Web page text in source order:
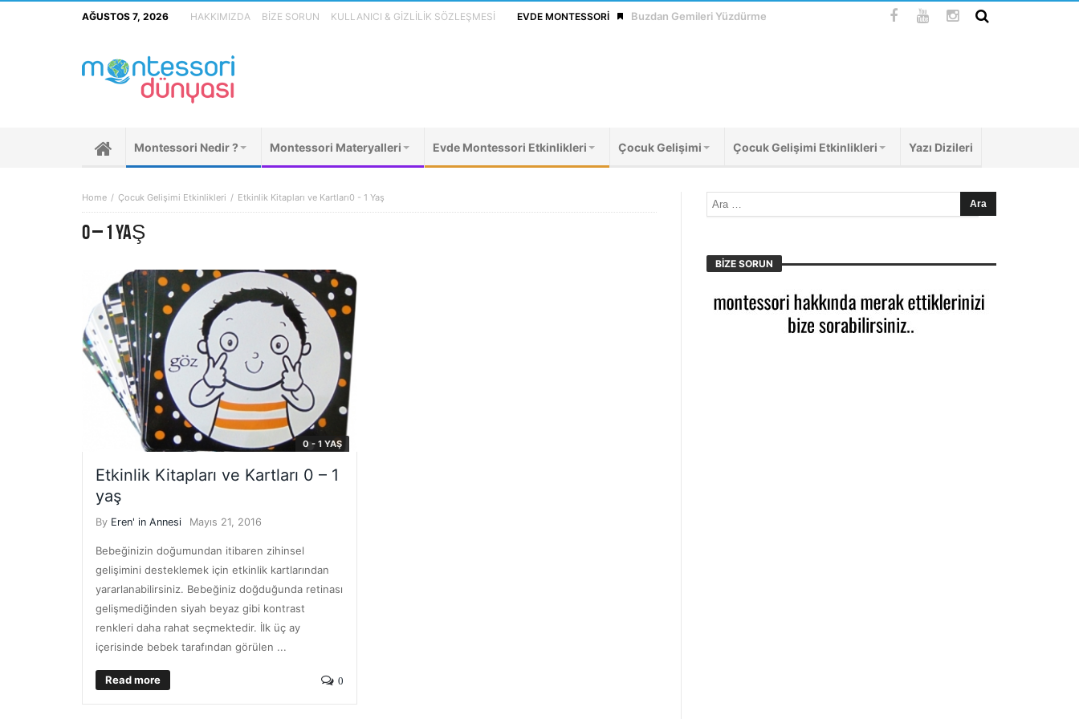
AĞUSTOS 7, 2026 HAKKIMIZDA BIZE SORUN KULLANICI & GIZLILIK SÖZLEŞMESI EVDE MONTESSORI Buzdan Gemileri Yüzdürme
Montessori Nedir ? Montessori Materyalleri Evde Montessori Etkinlikleri Çocuk Gelişimi Çocuk Gelişimi Etkinlikleri Yazı Dizileri
Home Çocuk Gelişimi Etkinlikleri Etkinlik Kitapları ve Kartları0 - 1 Yaş
0 – 1 YAŞ
0 - 1 YAŞ
Etkinlik Kitapları ve Kartları 0 – 1
yaş
By Eren' in Annesi Mayıs 21, 2016
Bebeğinizin doğumundan itibaren zihinsel
gelişimini desteklemek için etkinlik kartlarından
yararlanabilirsiniz. Bebeğiniz doğduğunda retinası
gelişmediğinden siyah beyaz gibi kontrast
renkleri daha rahat seçmektedir. İlk üç ay
içerisinde bebek tarafından görülen ...
Read more 0
BIZE SORUN